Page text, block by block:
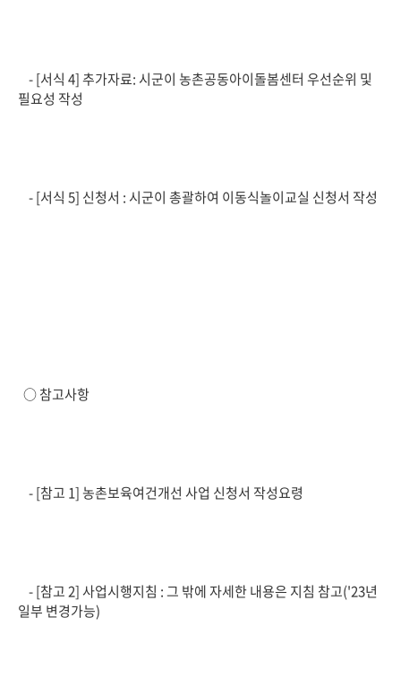
- [서식 4] 추가자료: 시군이 농촌공동아이돌봄센터 우선순위 및
필요성 작성
- [서식 5] 신청서 : 시군이 총괄하여 이동식놀이교실 신청서 작성
○ 참고사항
- [참고 1] 농촌보육여건개선 사업 신청서 작성요령
- [참고 2] 사업시행지침 : 그 밖에 자세한 내용은 지침 참고('23년
일부 변경가능)